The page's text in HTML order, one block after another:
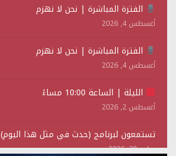
الفترة المباشرة | نحن لا نهزم
أغسطس 4, 2026
الفترة المباشرة | نحن لا نهزم
أغسطس 4, 2026
الليلة | الساعة 10:00 مساءً
أغسطس 2, 2026
تستمعون لبرنامج (حدث في مثل هذا اليوم)
يوليو 28, 2026